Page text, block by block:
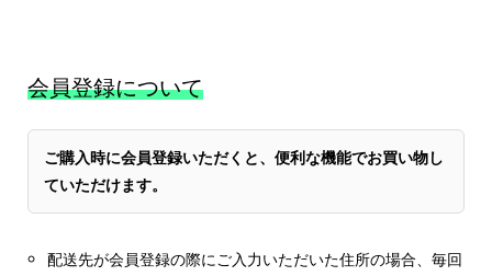
会員登録について
ご購入時に会員登録いただくと、便利な機能でお買い物し
ていただけます。
配送先が会員登録の際にご入力いただいた住所の場合、毎回